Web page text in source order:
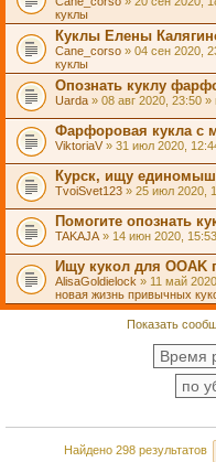
куклы
Куклы Елены
Cane_corso » 04 сен 2020,
куклы
Опознать куклу
Uarda » 08 авг 2020, 23:50
Фарфоровая кукла с
ViktoriaV» 31 июл 2020,
Курск, ищу
TvoiSvet123 » 25 июл 2020,
Помогите опознать
TAKAJA » 14 июн 2020,
Ищу кукол для
AlisaGoldielock » 11 май
новая жизнь привычных
Показать
Найдено 298 результатов